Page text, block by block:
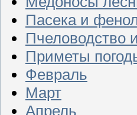
Пасека и
Пчеловодство
Приметы
Февраль
Март
Апрель